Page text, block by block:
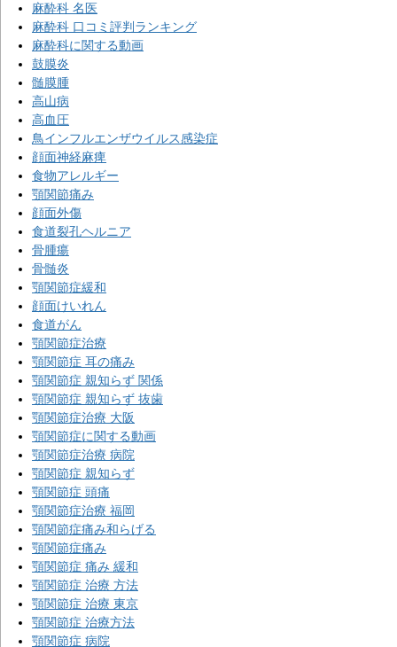
麻酔科 名医
麻酔科 口コミ評判ランキング
麻酔科に関する動画
鼓膜炎
髄膜腫
高山病
高血圧
鳥インフルエンザウイルス感染症
顔面神経麻痺
食物アレルギー
顎関節痛み
顔面外傷
食道裂孔ヘルニア
骨腫瘍
骨髄炎
顎関節症緩和
顔面けいれん
食道がん
顎関節症治療
顎関節症 耳の痛み
顎関節症 親知らず 関係
顎関節症 親知らず 抜歯
顎関節症治療 大阪
顎関節症に関する動画
顎関節症治療 病院
顎関節症 親知らず
顎関節症 頭痛
顎関節症治療 福岡
顎関節症痛み和らげる
顎関節症痛み
顎関節症 痛み 緩和
顎関節症 治療 方法
顎関節症 治療 東京
顎関節症 治療方法
顎関節症 病院